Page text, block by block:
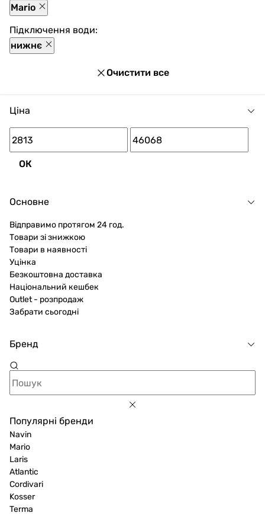
покупця.
Mario
Підключення води:
нижнє
Очистити все
Ціна
ОК
Основне
Відправимо протягом 24 год.
Товари зі знижкою
Товари в наявності
Уцінка
Безкоштовна доставка
Національний кешбек
Outlet - розпродаж
Забрати сьогодні
Бренд
Популярні бренди
Navin
Mario
Laris
Atlantic
Cordivari
Kosser
Terma